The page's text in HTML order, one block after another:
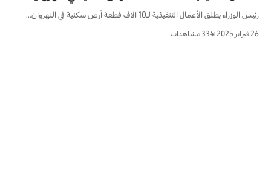
رئيس الوزراء يطلق الأعمال التنفيذية لـ10 آلاف قطعة أرض سكنية في النهروان…
26 فبراير 2025 334 مشاهدات